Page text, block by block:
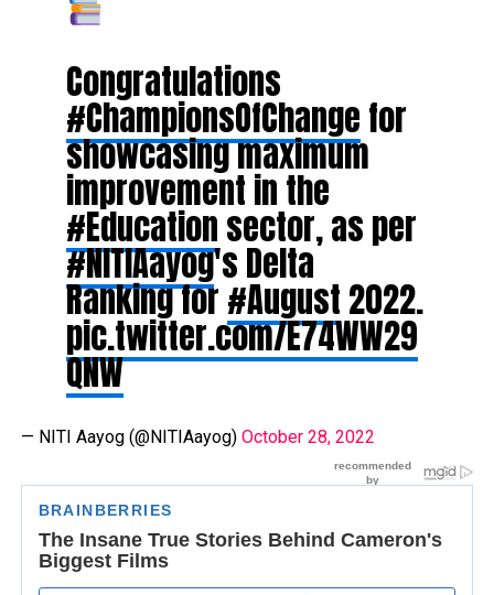
Congratulations
#ChampionsOfChangefor
showcasing maximum
improvement in the
#Educationsector, as per
#NITIAayog's Delta
Ranking for#August2022.
pic.twitter.com/E74WW29
QNW
— NITI Aayog (@NITIAayog) October 28, 2022